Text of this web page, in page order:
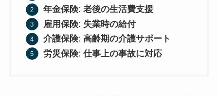
年金保険:老後の生活費支援
雇用保険: 失業時の給付
介護保険:高齢期の介護サポート
労災保険:仕事上の事故に対応